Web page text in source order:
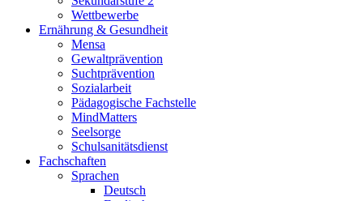
Wettbewerbe
Ernährung & Gesundheit
Mensa
Gewaltprävention
Suchtprävention
Sozialarbeit
Pädagogische Fachstelle
MindMatters
Seelsorge
Schulsanitätsdienst
Fachschaften
Sprachen
Deutsch